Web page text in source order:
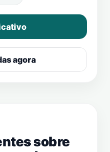
agora
sobre